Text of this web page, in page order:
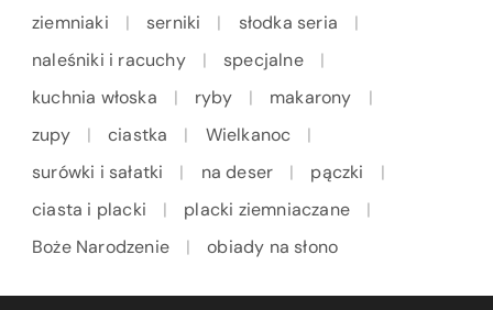
ziemniaki
serniki
słodka seria
naleśniki i racuchy
specjalne
kuchnia włoska
ryby
makarony
zupy
ciastka
Wielkanoc
surówki i sałatki
na deser
pączki
ciasta i placki
placki ziemniaczane
Boże Narodzenie
obiady na słono